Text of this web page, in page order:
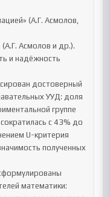
(А.Г. Асмолов,
Асмолов и др.).
и надёжность
достоверный
УУД: доля
группе
с 43% до
U-критерия
полученных
математики: